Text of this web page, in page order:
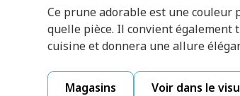
Ce prune adorable est une couleur
quelle pièce. Il convient également
cuisine et donnera une allure
Magasins Voir dans le